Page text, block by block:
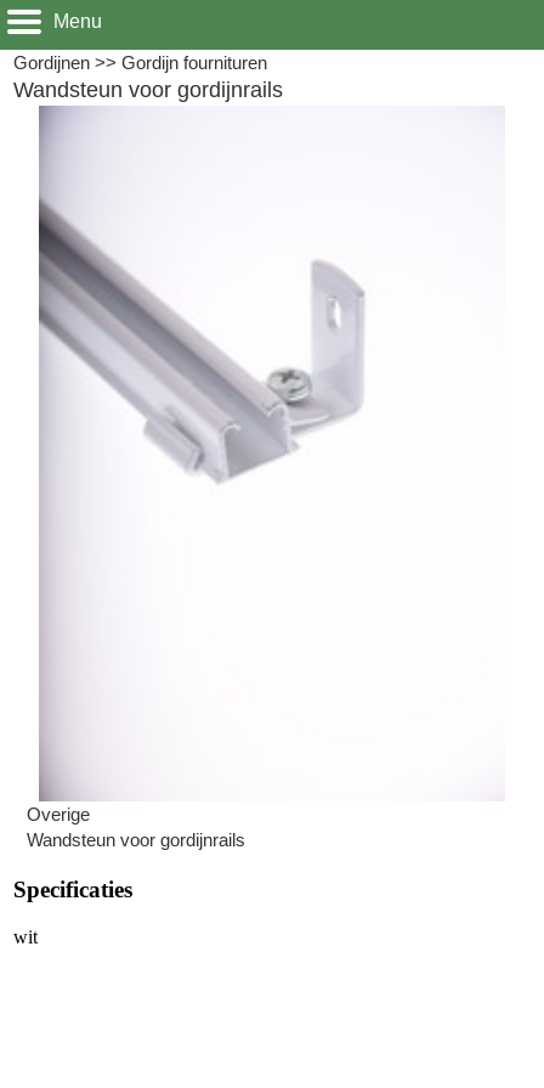
Menu
Gordijnen >>Gordijn fournituren
Wandsteun voor gordijnrails
Overige
Wandsteun voor gordijnrails
Specificaties
wit